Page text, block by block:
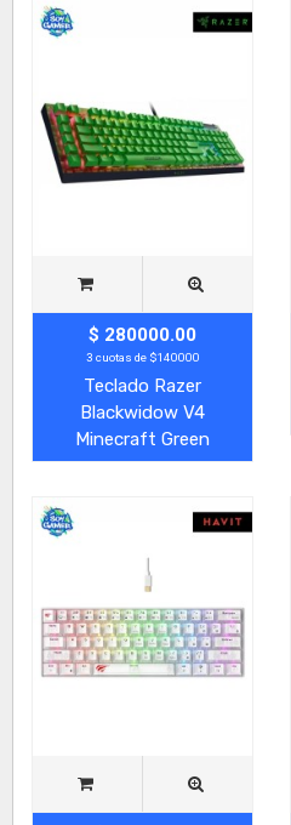
$ 280000.00
3 cuotas de $140000
Teclado Razer
Blackwidow V4
Minecraft Green